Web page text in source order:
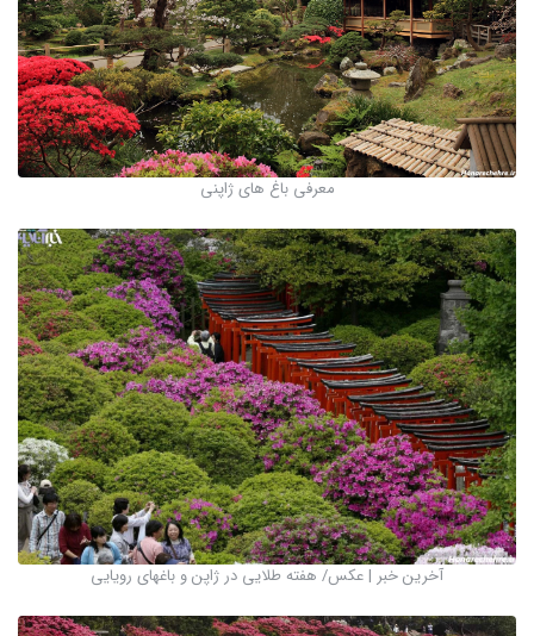
معرفی باغ های ژاپنی
آخرین خبر | عکس/ هفته طلایی در ژاپن و باغهای رویایی